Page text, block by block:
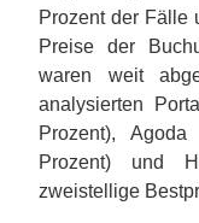
Prozent der Fälle
Preise der
waren weit
analysierten
Prozent),
Prozent) und
zweistellige